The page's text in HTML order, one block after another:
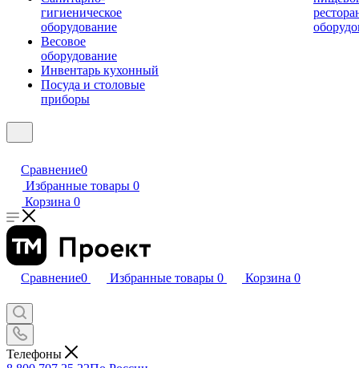
гигиеническое
оборудование
Весовое
оборудование
Инвентарь кухонный
Посуда и столовые
приборы
Сравнение0
Избранные товары 0
Корзина 0
Сравнение0 Избранные товары 0 Корзина 0
Телефоны